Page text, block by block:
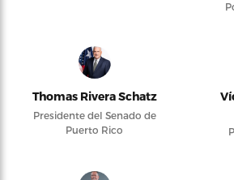
Thomas Rivera Schatz
Presidente del Senado de
Puerto Rico